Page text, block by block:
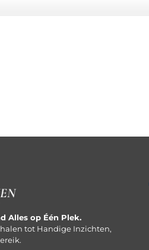
Alles op Één Plek.
tot Handige Inzichten,